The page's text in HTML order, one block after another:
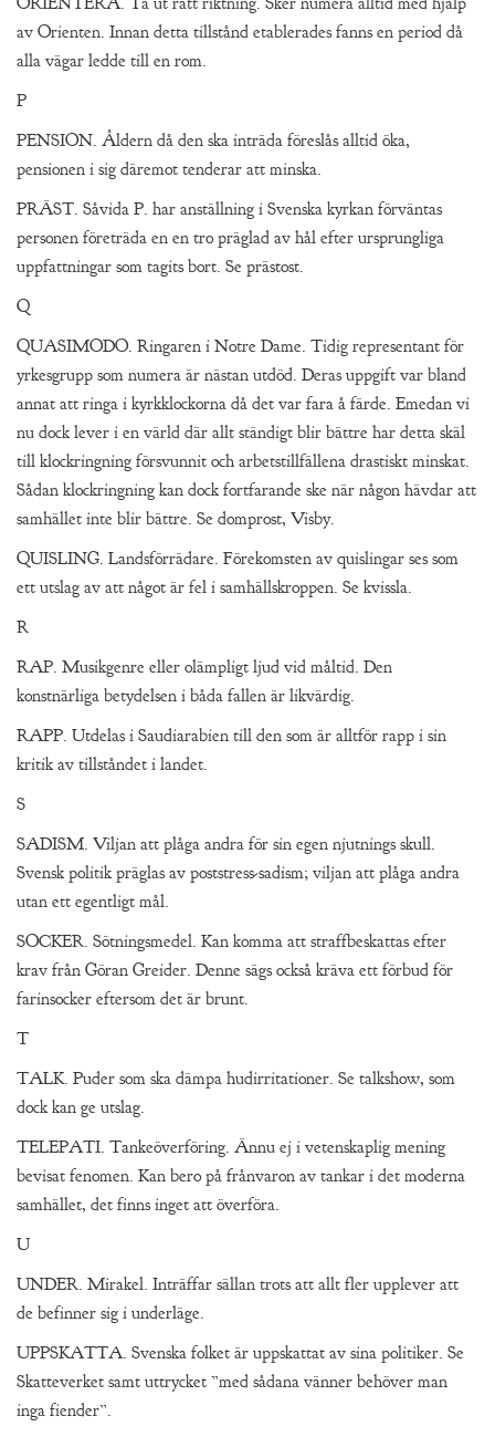
av Orienten. Innan detta tillstånd etablerades fanns en period då
alla vägar ledde till en rom.
P
PENSION. Åldern då den ska inträda föreslås alltid öka,
pensionen i sig däremot tenderar att minska.
PRÄST. Såvida P. har anställning i Svenska kyrkan förväntas
personen företräda en en tro präglad av hål efter ursprungliga
uppfattningar som tagits bort. Se prästost.
Q
QUASIMODO. Ringaren i Notre Dame. Tidig representant för
yrkesgrupp som numera är nästan utdöd. Deras uppgift var bland
annat att ringa i kyrkklockorna då det var fara å färde. Emedan vi
nu dock lever i en värld där allt ständigt blir bättre har detta skäl
till klockringning försvunnit och arbetstillfällena drastiskt minskat.
Sådan klockringning kan dock fortfarande ske när någon hävdar att
samhället inte blir bättre. Se domprost, Visby.
QUISLING. Landsförrädare. Förekomsten av quislingar ses som
ett utslag av att något är fel i samhällskroppen. Se kvissla.
R
RAP. Musikgenre eller olämpligt ljud vid måltid. Den
konstnärliga betydelsen i båda fallen är likvärdig.
RAPP. Utdelas i Saudiarabien till den som är alltför rapp i sin
kritik av tillståndet i landet.
S
SADISM. Viljan att plåga andra för sin egen njutnings skull.
Svensk politik präglas av poststress-sadism; viljan att plåga andra
utan ett egentligt mål.
SOCKER. Sötningsmedel. Kan komma att straffbeskattas efter
krav från Göran Greider. Denne sägs också kräva ett förbud för
farinsocker eftersom det är brunt.
T
TALK. Puder som ska dämpa hudirritationer. Se talkshow, som
dock kan ge utslag.
TELEPATI. Tankeöverföring. Ännu ej i vetenskaplig mening
bevisat fenomen. Kan bero på frånvaron av tankar i det moderna
samhället, det finns inget att överföra.
U
UNDER. Mirakel. Inträffar sällan trots att allt fler upplever att
de befinner sig i underläge.
UPPSKATTA. Svenska folket är uppskattat av sina politiker. Se
Skatteverket samt uttrycket ”med sådana vänner behöver man
inga fiender”.